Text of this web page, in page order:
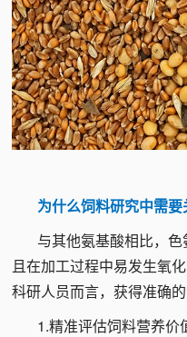
为什么饲料研究中需要
与其他氨基酸相比，色
且在加工过程中易发生氧
科研人员而言，获得准确
1.精准评估饲料营养价